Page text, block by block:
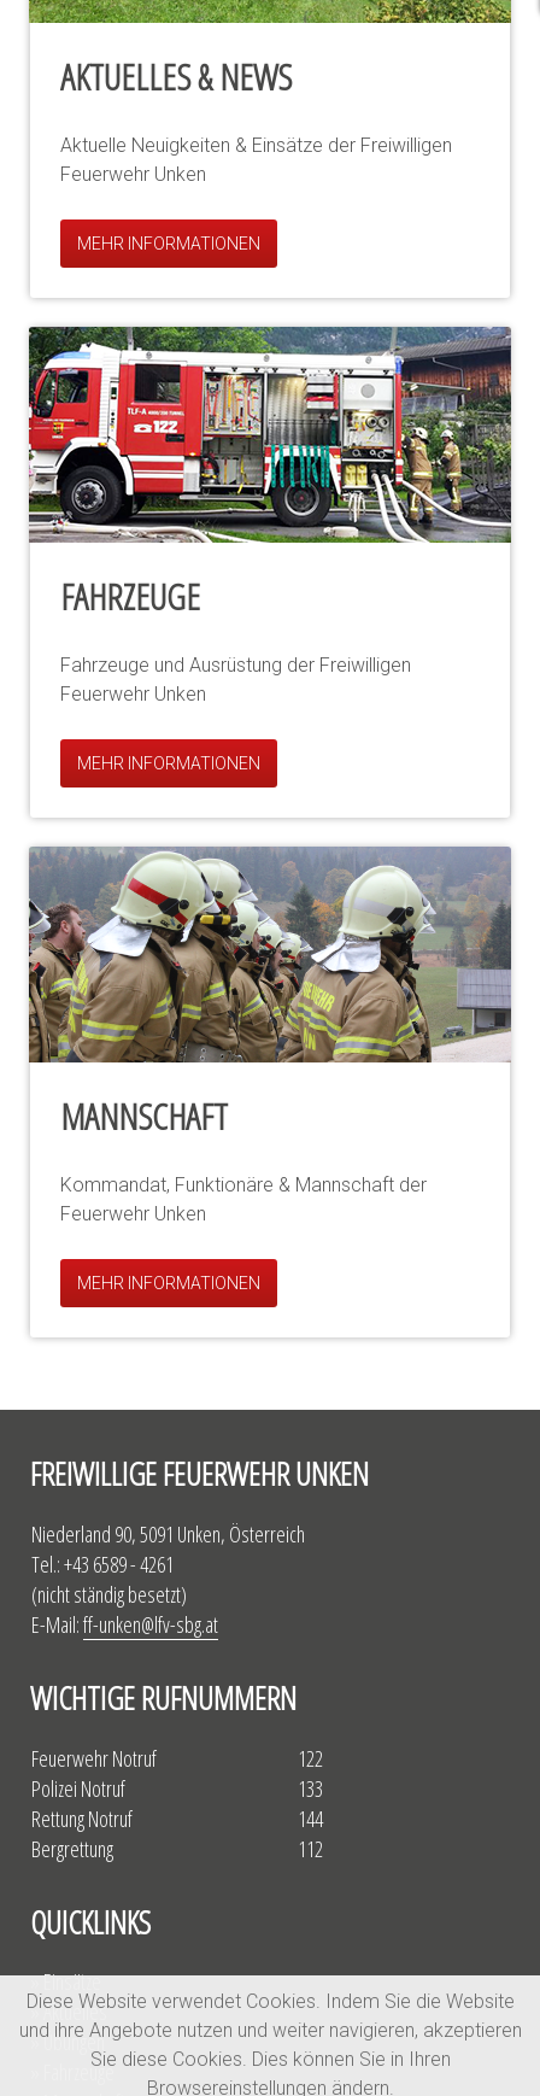
AKTUELLES & NEWS
Aktuelle Neuigkeiten & Einsätze der Freiwilligen
Feuerwehr Unken
MEHR INFORMATIONEN
FAHRZEUGE
Fahrzeuge und Ausrüstung der Freiwilligen
Feuerwehr Unken
MEHR INFORMATIONEN
MANNSCHAFT
Kommandat, Funktionäre & Mannschaft der
Feuerwehr Unken
MEHR INFORMATIONEN
FREIWILLIGE FEUERWEHR UNKEN
Niederland 90, 5091 Unken, Österreich
Tel.: +43 6589 - 4261
(nicht ständig besetzt)
E-Mail:ff-unken@lfv-sbg.at
WICHTIGE RUFNUMMERN
Feuerwehr Notruf
Polizei Notruf
Rettung Notruf
Bergrettung
122
133
144
112
QUICKLINKS
» Einsätze
» Aktuelles
» Übungen
» Fahrzeuge
Diese Website verwendet Cookies. Indem Sie die Website
und ihre Angebote nutzen und weiter navigieren, akzeptieren
Sie diese Cookies. Dies können Sie in Ihren
Browsereinstellungen ändern.